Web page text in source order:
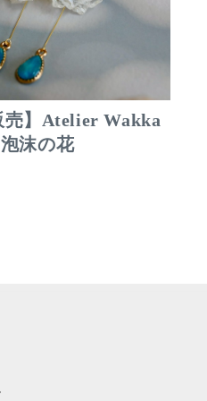
売】Atelier Wakka
沫の花